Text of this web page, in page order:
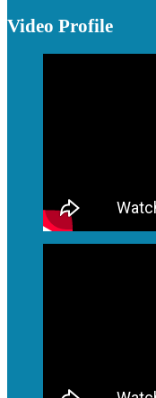
Video Profile